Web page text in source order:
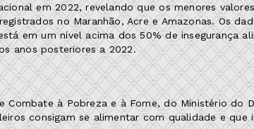
em 2022, revelando que os menores
no Maranhão, Acre e Amazonas. Os
em um nível acima dos 50% de insegurança
anos posteriores a 2022.
à Pobreza e à Fome, do Ministério do
consigam se alimentar com qualidade e